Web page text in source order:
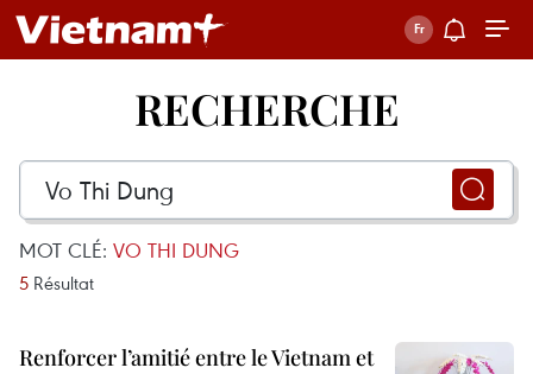
RECHERCHE
MOT CLÉ: VO THI DUNG
5 Résultat
Renforcer l’amitié entre le Vietnam et